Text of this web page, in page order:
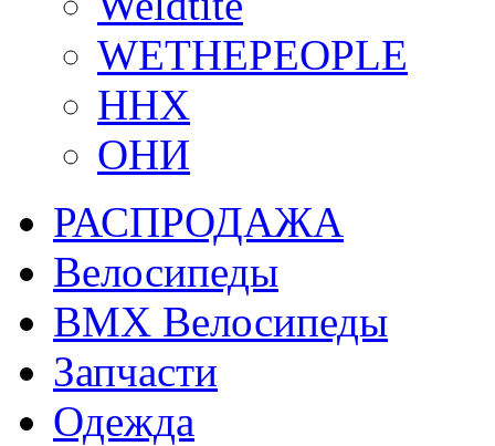
WETHEPEOPLE
ННХ
ОНИ
РАСПРОДАЖА
Велосипеды
BMX Велосипеды
Запчасти
Одежда